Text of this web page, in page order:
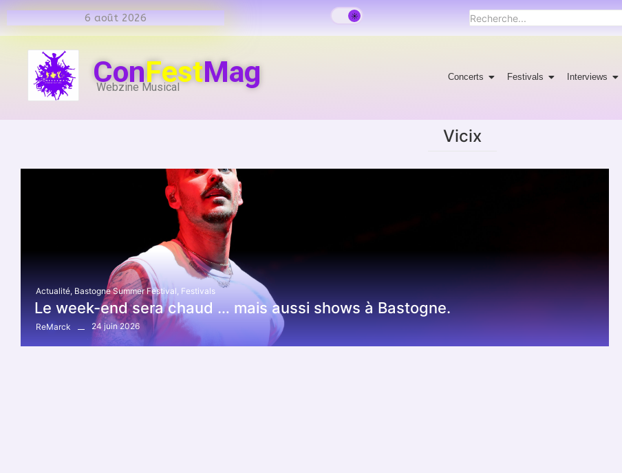
6 août 2026
ConFestMag
Webzine Musical
Concerts Festivals Interviews
Vicix
Actualité, Bastogne Summer Festival Festivals
Le week-end sera chaud … mais aussi shows à Bastogne.
ReMarck 24 juin 2026